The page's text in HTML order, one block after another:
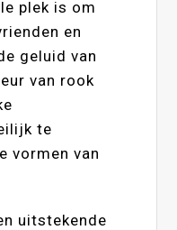
plek is om
en
geluid van
van rook
te
vormen van
uitstekende